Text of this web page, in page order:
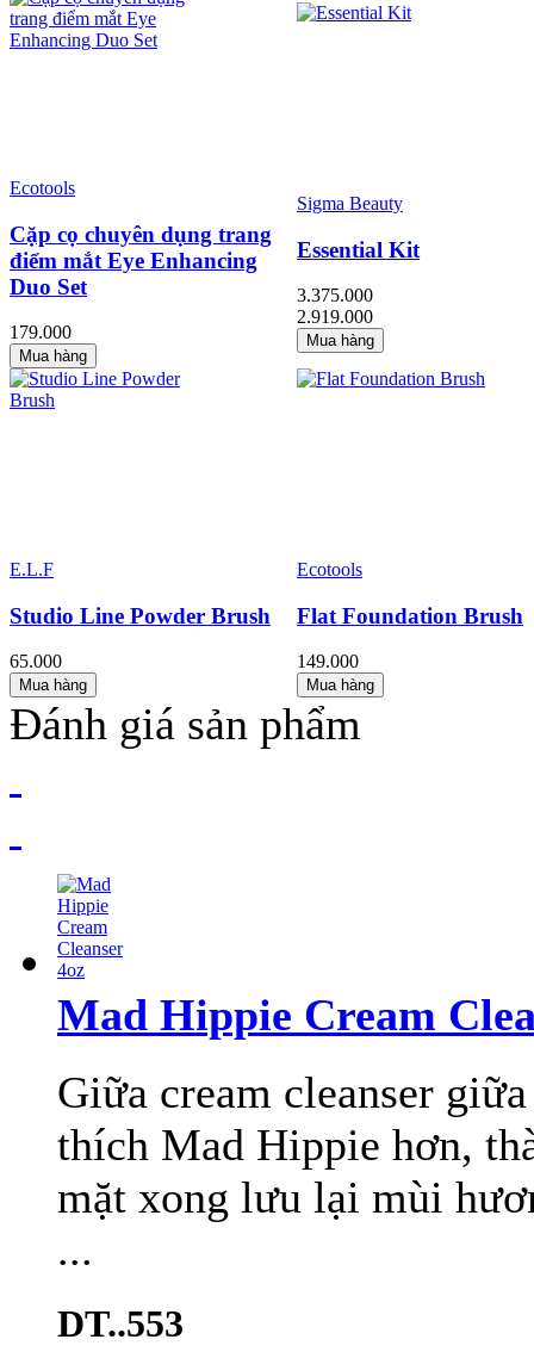
Ecotools
Cặp cọ chuyên dụng trang
điểm mắt Eye Enhancing
Duo Set
179.000
Mua hàng
Sigma Beauty
Essential Kit
3.375.000
2.919.000
Mua hàng
E.L.F
Studio Line Powder Brush
65.000
Mua hàng
Ecotools
Flat Foundation Brush
149.000
Mua hàng
Đánh giá sản phẩm
Mad Hippie Cream
Giữa cream cleanser
thích Mad Hippie hơn,
mặt xong lưu lại mùi
...
DT..553